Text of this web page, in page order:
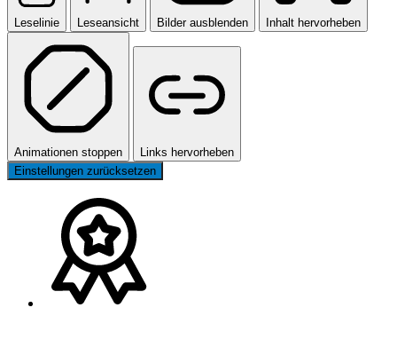
Leselinie Leseansicht Bilder ausblenden Inhalt hervorheben
Animationen stoppen
Links hervorheben
Einstellungen zurücksetzen